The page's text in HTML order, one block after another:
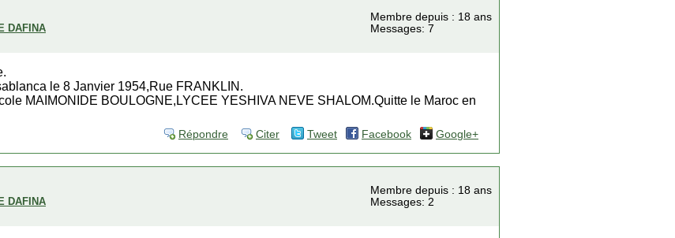
DAFINA
Membre depuis : 18 ans
Messages: 7
le 8 Janvier 1954,Rue FRANKLIN.
MAIMONIDE BOULOGNE,LYCEE YESHIVA NEVE SHALOM.Quitte le Maroc en
Répondre Citer Tweet Facebook Google+
DAFINA
Membre depuis : 18 ans
Messages: 2